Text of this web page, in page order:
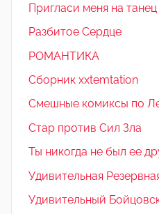
Пригласи меня на танец
Разбитое Сердце
РОМАНТИКА
Сборник xxtemtation
Смешные комиксы по
Стар против Сил Зла
Ты никогда не был ее
Удивительная
Удивительный